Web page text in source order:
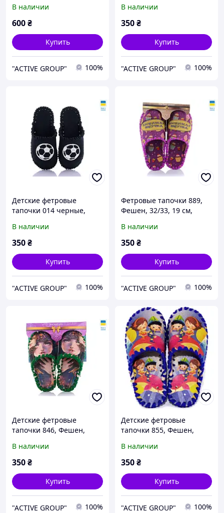
Текстиль, Для семьи
В наличии
600₴
Купить
"ACTIVE GROUP" 100%
Закрытый, Фетр
В наличии
350₴
Купить
"ACTIVE GROUP" 100%
Детские фетровые
тапочки 014 черные,
Закрытый, Фетр, Спорт
В наличии
350₴
Купить
"ACTIVE GROUP" 100%
Фетровые тапочки 889,
Фешен, 32/33, 19 см,
В наличии
350₴
Купить
"ACTIVE GROUP" 100%
Детские фетровые
тапочки 846, Фешен,
Фетр
В наличии
350₴
Купить
"ACTIVE GROUP" 100%
Детские фетровые
тапочки 855, Фешен,
Фетр
В наличии
350₴
Купить
"ACTIVE GROUP" 100%